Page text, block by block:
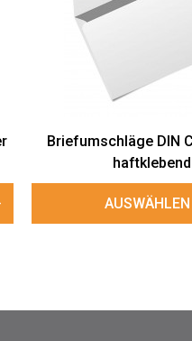
Briefumschläge DIN
nassklebend
AUSWÄHLEN